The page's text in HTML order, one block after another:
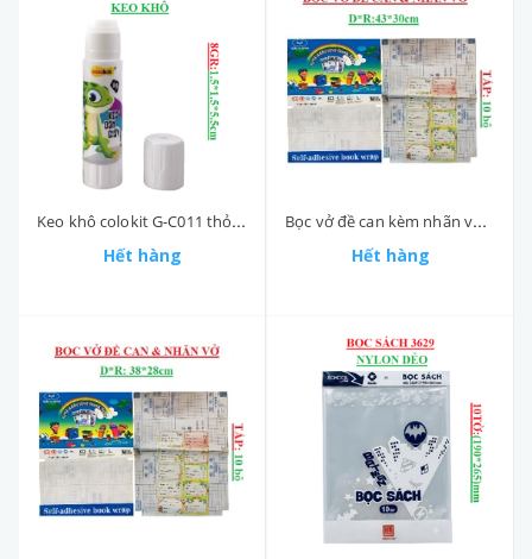
Keo khô colokit G-C011 thỏi 8gr
Hết hàng
Bọc vở đề can kèm nhãn vở túi 10 bộ (43*30)cm GgT
Hết hàng